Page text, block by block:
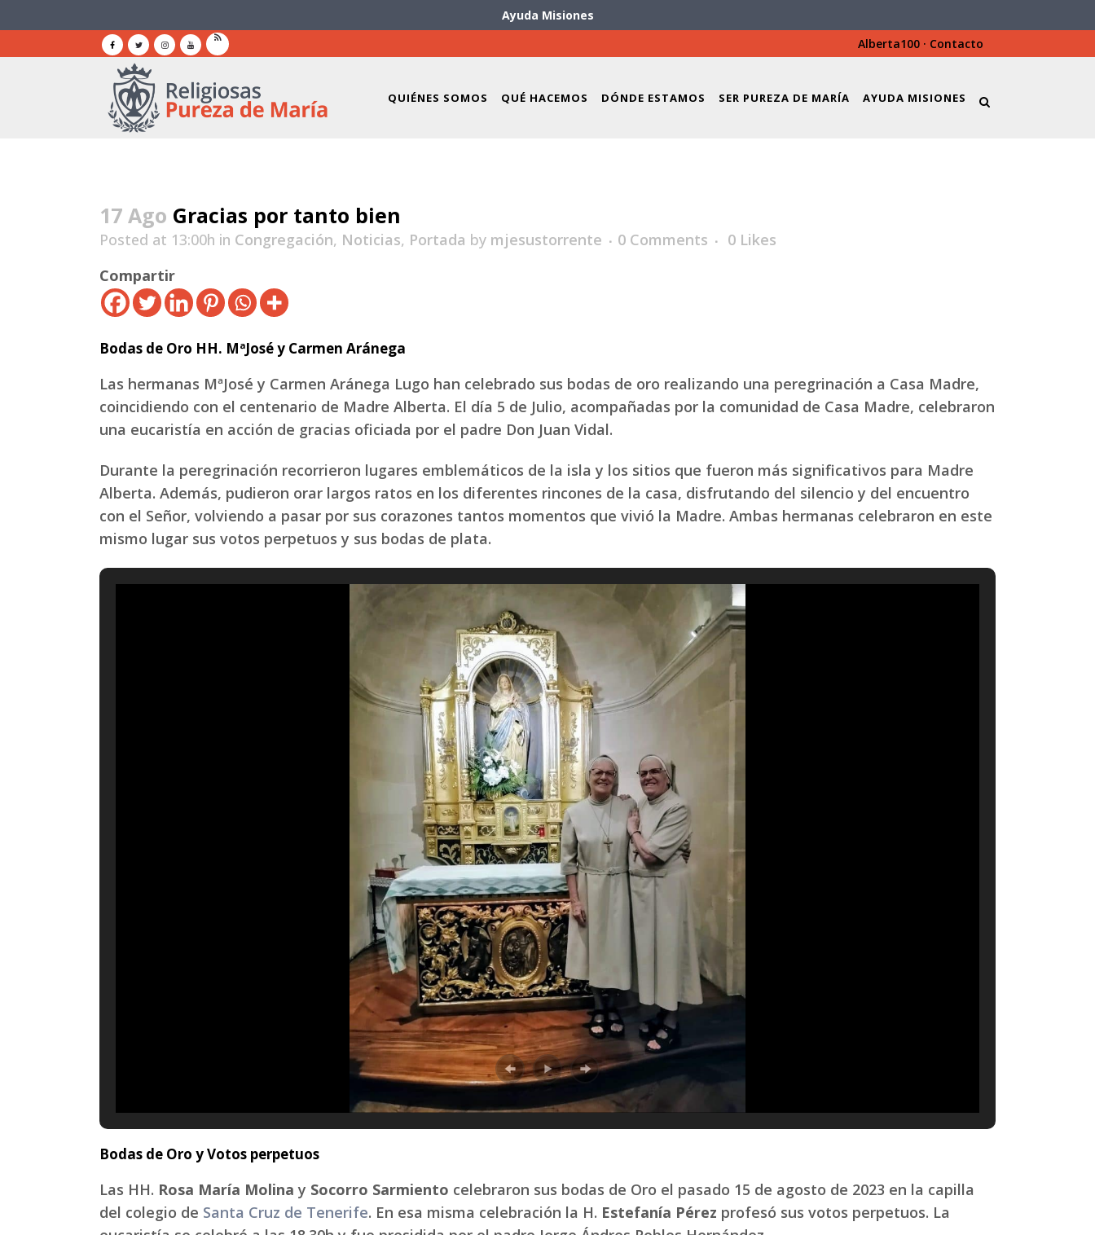
Ayuda Misiones
Alberta100 · Contacto
QUIÉNES SOMOS QUÉ HACEMOS DÓNDE ESTAMOS SER PUREZA DE MARÍA AYUDA MISIONES
17 Ago Gracias por tanto bien
Posted at 13:00h in Congregación, Noticias, Portada by mjesustorrente 0 Comments 0 Likes
Compartir
Bodas de Oro HH. MªJosé y Carmen Aránega
Las hermanas MªJosé y Carmen Aránega Lugo han celebrado sus bodas de oro realizando una peregrinación a Casa Madre,
coincidiendo con el centenario de Madre Alberta. El día 5 de Julio, acompañadas por la comunidad de Casa Madre, celebraron
una eucaristía en acción de gracias oficiada por el padre Don Juan Vidal.
Durante la peregrinación recorrieron lugares emblemáticos de la isla y los sitios que fueron más significativos para Madre
Alberta. Además, pudieron orar largos ratos en los diferentes rincones de la casa, disfrutando del silencio y del encuentro
con el Señor, volviendo a pasar por sus corazones tantos momentos que vivió la Madre. Ambas hermanas celebraron en este
mismo lugar sus votos perpetuos y sus bodas de plata.
Bodas de Oro y Votos perpetuos
Las HH. Rosa María Molina y Socorro Sarmiento celebraron sus bodas de Oro el pasado 15 de agosto de 2023 en la capilla
del colegio de Santa Cruz de Tenerife. En esa misma celebración la H. Estefanía Pérez profesó sus votos perpetuos. La